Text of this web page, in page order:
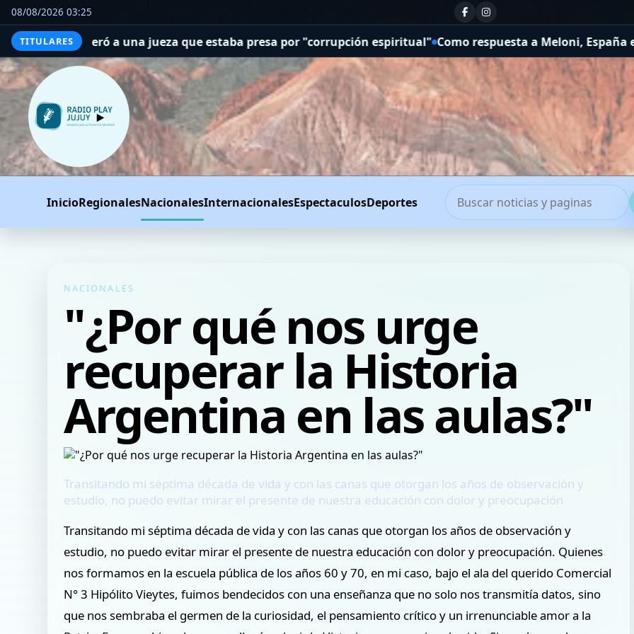
08/08/2026 03:25
TITULARES
jueza que estaba presa por "corrupción espiritual" Como respuesta a Meloni, España estableció controles
InicioRegionalesNacionalesInternacionalesEspectaculosDeportes
NACIONALES
"¿Por qué nos urge
recuperar la Historia
Argentina en las aulas?"
Transitando mi séptima década de vida y con las canas que otorgan los años de observación y
estudio, no puedo evitar mirar el presente de nuestra educación con dolor y preocupación
Transitando mi séptima década de vida y con las canas que otorgan los años de observación y
estudio, no puedo evitar mirar el presente de nuestra educación con dolor y preocupación. Quienes
nos formamos en la escuela pública de los años 60 y 70, en mi caso, bajo el ala del querido Comercial
N° 3 Hipólito Vieytes, fuimos bendecidos con una enseñanza que no solo nos transmitía datos, sino
que nos sembraba el germen de la curiosidad, el pensamiento crítico y un irrenunciable amor a la